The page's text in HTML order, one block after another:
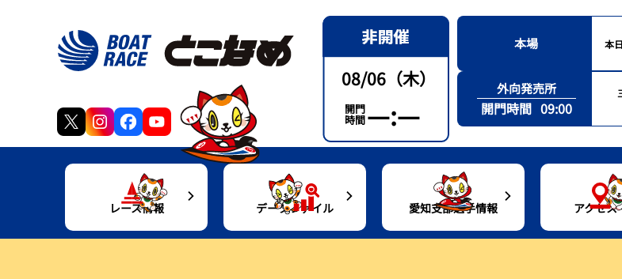
本場 本
外向発売所
開門時間 09:00
08/06（木）
開門
時間—:—
レース情報 データファイル 愛知支部選手情報 アクセス